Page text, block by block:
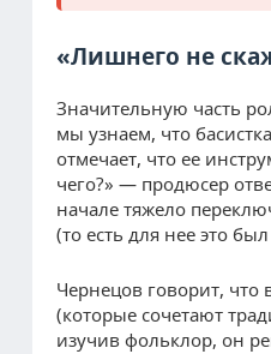
«Лишнего не
Значительную часть
мы узнаем, что
отмечает, что ее
чего?» — продюсер
начале тяжело
(то есть для нее это
Чернецов говорит, что
(которые сочетают
изучив фольклор, он